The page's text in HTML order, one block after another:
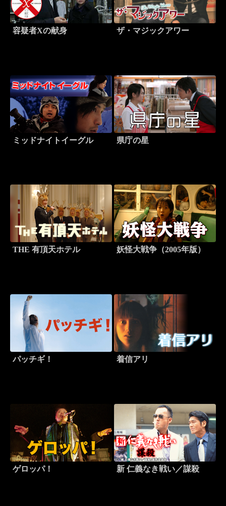
容疑者Xの献身 ザ・マジックアワー
ミッドナイトイーグル 県庁の星
THE 有頂天ホテル 妖怪大戦争（2005年版）
パッチギ！ 着信アリ
ゲロッパ！ 新 仁義なき戦い／謀殺